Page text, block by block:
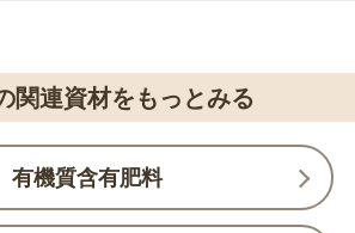
関連資材をもっとみる
有機質含有肥料